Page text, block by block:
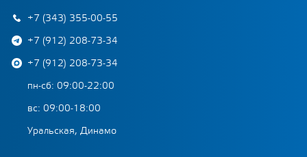
+7 (343) 355-00-55
+7 (912) 208-73-34
+7 (912) 208-73-34
пн-сб: 09:00-22:00
вс: 09:00-18:00
Уральская, Динамо